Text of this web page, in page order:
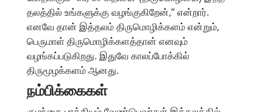
தலத்தில் உங்களுக்கு வழங்குகிறேன்,” என்றார்.
எனவே தான் இத்தலம் திருமொழிக்களம் என்றும்,
பெருமாள் திருமொழிக்களத்தான் எனவும்
வழங்கப்படுகிறது. இதுவே காலப்போக்கில்
திருமூழக்களம் ஆனது.
நம்பிக்கைகள்